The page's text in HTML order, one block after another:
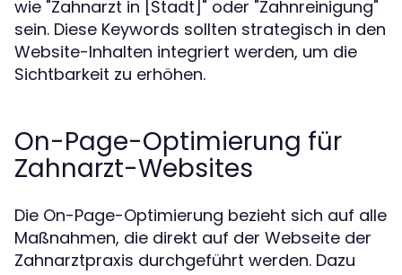
wie "Zahnarzt in [Stadt]" oder "Zahnreinigung"
sein. Diese Keywords sollten strategisch in den
Website-Inhalten integriert werden, um die
Sichtbarkeit zu erhöhen.
On-Page-Optimierung für
Zahnarzt-Websites
Die On-Page-Optimierung bezieht sich auf alle
Maßnahmen, die direkt auf der Webseite der
Zahnarztpraxis durchgeführt werden. Dazu